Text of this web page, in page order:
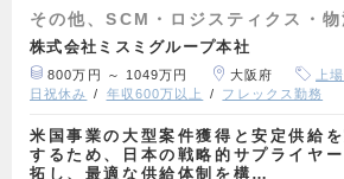
その他、SCM・ロジスティクス・
株式会社ミスミグループ本社
800万円 ～ 1049万円 大阪府 上
日祝休み
年収600万以上 フレックス勤務
米国事業の大型案件獲得と安定供給
するため、日本の戦略的サプライヤー
拓し、最適な供給体制を構…